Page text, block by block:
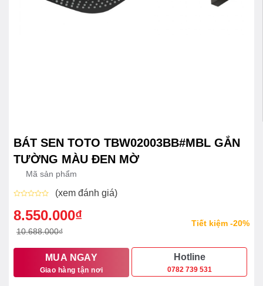
BÁT SEN TOTO TBW02003BB#MBL GẮN
TƯỜNG MÀU ĐEN MỜ
Mã sản phẩm
xếp
hạng
5
(xem đánh giá)
10.688.000₫
Giá
gốc
10.688.000₫.
8.550.000₫
Giá
hiện
8.550.000₫.
Tiết kiệm -20%
MUA NGAY
Giao hàng tận nơi
Hotline
0782 739 531